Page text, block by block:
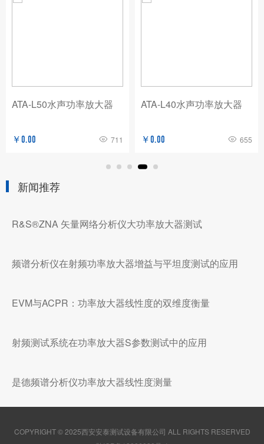
ATA-L50水声功率放大器
￥0.00 711
ATA-L40水声功率放大器
￥0.00 655
新闻推荐
R&S®ZNA 矢量网络分析仪大功率放大器测试
频谱分析仪在射频功率放大器增益与平坦度测试的应用
EVM与ACPR：功率放大器线性度的双维度衡量
射频测试系统在功率放大器S参数测试中的应用
是德频谱分析仪功率放大器线性度测量
COPYRIGHT © 2025西安安泰测试设备有限公司 ALL RIGHTS RESERVED